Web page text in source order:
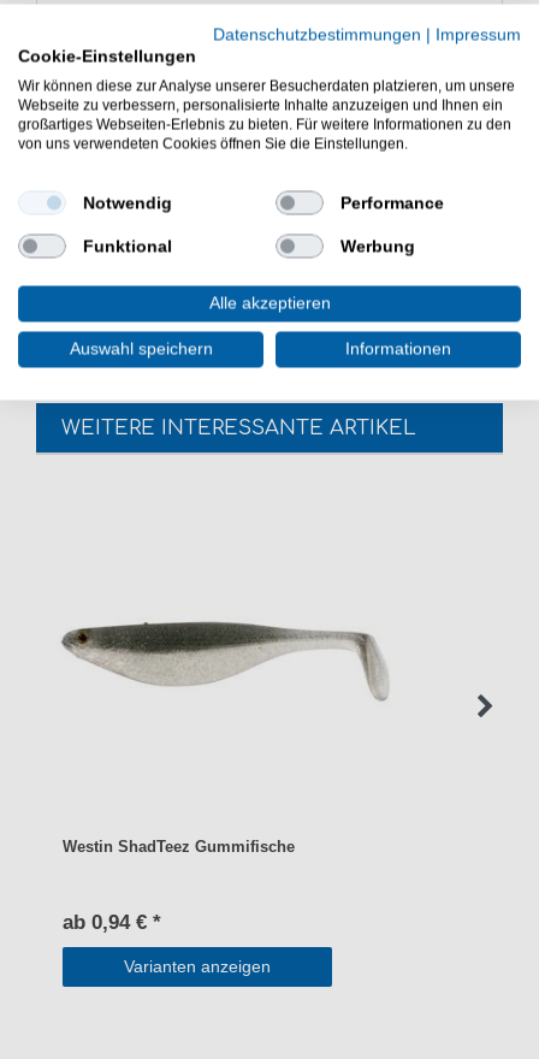
Hinweis: INFO-Programm gemäß § 14 JuSchG
Carp Killers Balkan Büffel DVD - Der Carp Killers Film ist
Balkan mit Meik Pyka & Mark Bergmann.
WEITERE INTERESSANTE ARTIKEL
Westin ShadTeez Gummifische
ab 0,94 € *
Varianten anzeigen
Datenschutzbestimmungen | Impressum
Cookie-Einstellungen
Wir können diese zur Analyse unserer Besucherdaten platzieren, um unsere
Webseite zu verbessern, personalisierte Inhalte anzuzeigen und Ihnen ein
großartiges Webseiten-Erlebnis zu bieten. Für weitere Informationen zu den
von uns verwendeten Cookies öffnen Sie die Einstellungen.
Notwendig Performance
Funktional Werbung
Alle akzeptieren
Auswahl speichern Informationen